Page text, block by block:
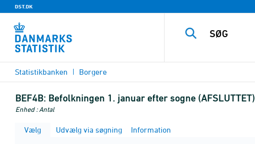
DST.DK
Statistikbanken Borgere
BEF4B: Befolkningen 1. januar efter sogne (AFSLUTTET)
Enhed : Antal
Vælg Udvælg via søgning Information